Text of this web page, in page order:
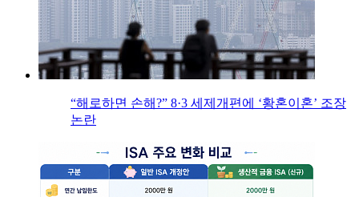
“해로하면 손해?” 8·3 세제개편에 ‘황혼이혼’ 조장
논란